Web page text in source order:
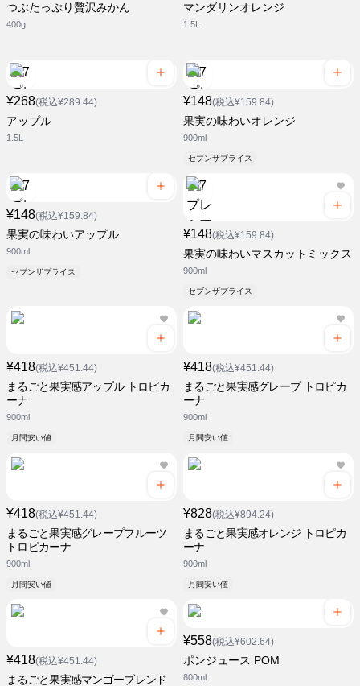
つぶたっぷり贅沢みかん
400g
マンダリンオレンジ
1.5L
¥268(税込¥289.44)
アップル
1.5L
¥148(税込¥159.84)
果実の味わいオレンジ
900ml
セブンザプライス
¥148(税込¥159.84)
果実の味わいアップル
900ml
セブンザプライス
¥148(税込¥159.84)
果実の味わいマスカットミックス
900ml
セブンザプライス
¥418(税込¥451.44)
まるごと果実感アップル トロピカ
ーナ
900ml
月間安い値
¥418(税込¥451.44)
まるごと果実感グレープ トロピカ
ーナ
900ml
月間安い値
¥418(税込¥451.44)
まるごと果実感グレープフルーツ
トロピカーナ
900ml
月間安い値
¥828(税込¥894.24)
まるごと果実感オレンジ トロピカ
ーナ
900ml
月間安い値
¥418(税込¥451.44)
まるごと果実感マンゴーブレンド
¥558(税込¥602.64)
ポンジュース POM
800ml